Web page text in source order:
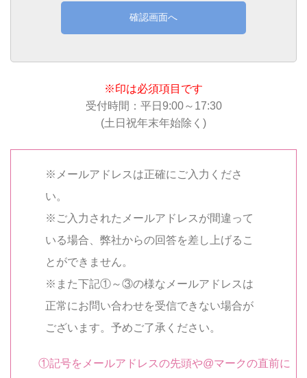
確認画面へ
※印は必須項目です
受付時間：平日9:00～17:30
(土日祝年末年始除く)
※メールアドレスは正確にご入力くださ
い。
※ご入力されたメールアドレスが間違って
いる場合、弊社からの回答を差し上げるこ
とができません。
※また下記①～③の様なメールアドレスは
正常にお問い合わせを受信できない場合が
ございます。予めご了承ください。
①記号をメールアドレスの先頭や@マークの直前に